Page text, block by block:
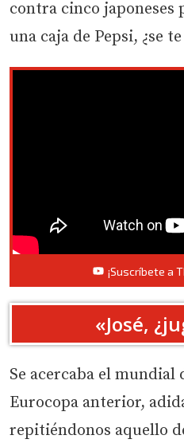
contra cinco japoneses
una caja de Pepsi, ¿se
¡Suscríbete a
«José,
Se acercaba el mundial
Eurocopa anterior,
repitiéndonos aquello